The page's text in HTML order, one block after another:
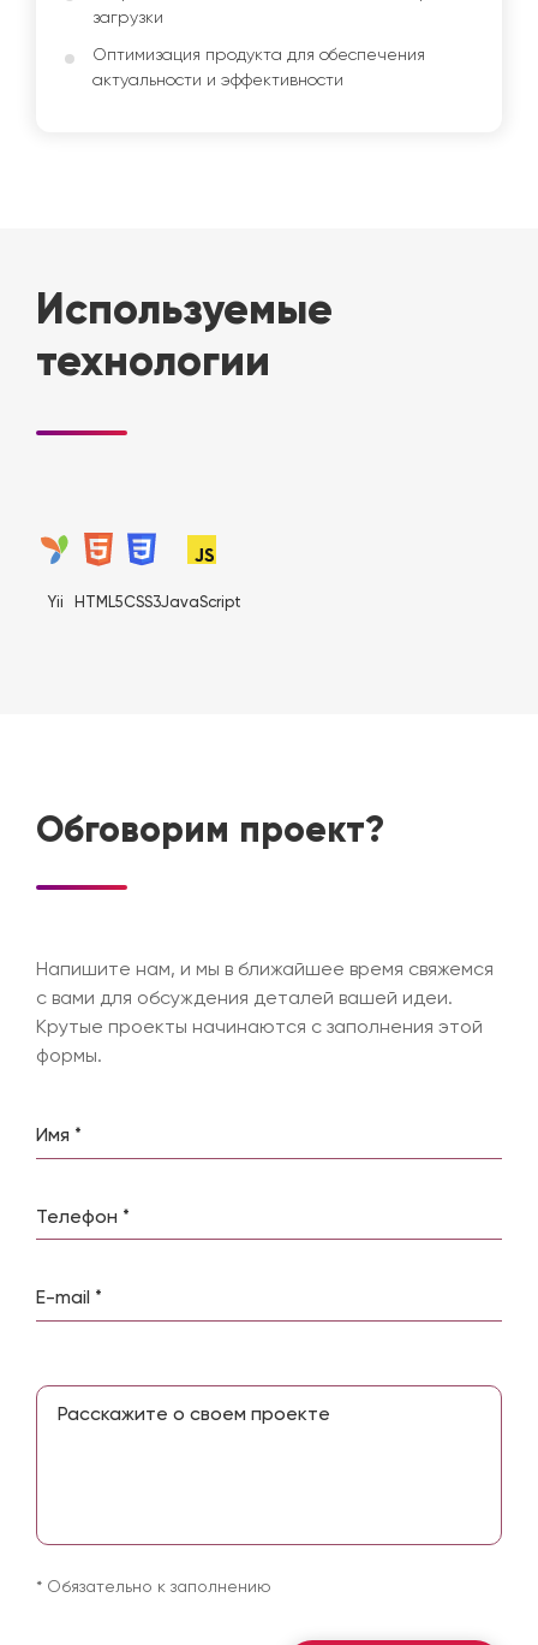
загрузки
Оптимизация продукта для обеспечения
актуальности и эффективности
Используемые
технологии
Yii HTML5CSS3JavaScript
Обговорим проект?
Напишите нам, и мы в ближайшее время свяжемся
с вами для обсуждения деталей вашей идеи.
Крутые проекты начинаются с заполнения этой
формы.
* Обязательно к заполнению